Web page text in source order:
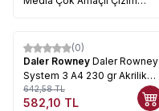
%9
(0)
Daler Rowney Daler Rowney
System 3 A4 230 gr Akrilik
Blok
642,58TL
582,10 TL